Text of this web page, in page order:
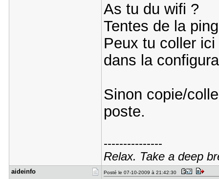
As tu du wifi ?
Tentes de la
Peux tu coller
dans la
Sinon copie/
poste.
---------------
Relax. Take a deep
aideinfo Posté le 07-10-2009 à 21:42:30